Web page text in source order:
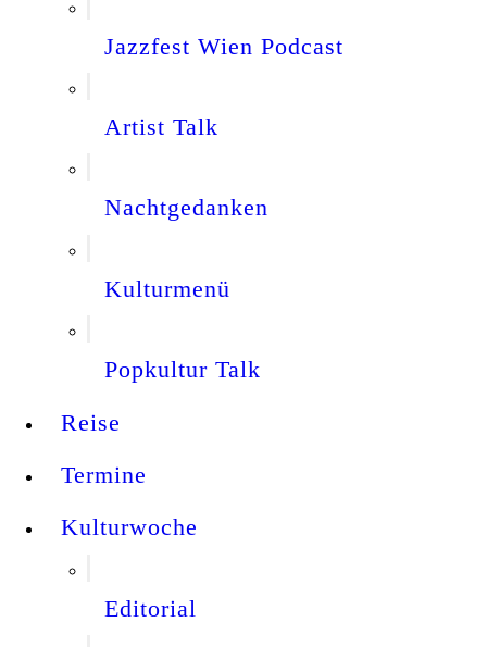
Jazzfest Wien Podcast
Artist Talk
Nachtgedanken
Kulturmenü
Popkultur Talk
Reise
Termine
Kulturwoche
Editorial